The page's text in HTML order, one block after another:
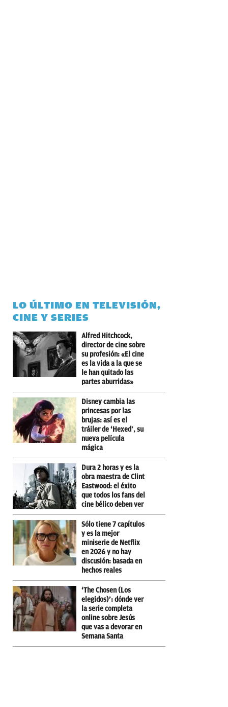
LO ÚLTIMO EN TELEVISIÓN,
CINE Y SERIES
Alfred Hitchcock,
director de cine sobre
su profesión: «El cine
es la vida a la que se
le han quitado las
partes aburridas»
Disney cambia las
princesas por las
brujas: así es el
tráiler de ‘Hexed’, su
nueva película
mágica
Dura 2 horas y es la
obra maestra de Clint
Eastwood: el éxito
que todos los fans del
cine bélico deben ver
Sólo tiene 7 capítulos
y es la mejor
miniserie de Netflix
en 2026 y no hay
discusión: basada en
hechos reales
‘The Chosen (Los
elegidos)’: dónde ver
la serie completa
online sobre Jesús
que vas a devorar en
Semana Santa